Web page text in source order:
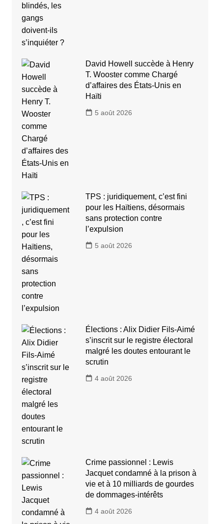
David Howell succède à Henry
T. Wooster comme Chargé
d’affaires des États-Unis en
Haïti
5 août 2026
TPS : juridiquement, c’est fini
pour les Haïtiens, désormais
sans protection contre
l’expulsion
5 août 2026
Élections : Alix Didier Fils-Aimé
s’inscrit sur le registre électoral
malgré les doutes entourant le
scrutin
4 août 2026
Crime passionnel : Lewis
Jacquet condamné à la prison à
vie et à 10 milliards de gourdes
de dommages-intérêts
4 août 2026